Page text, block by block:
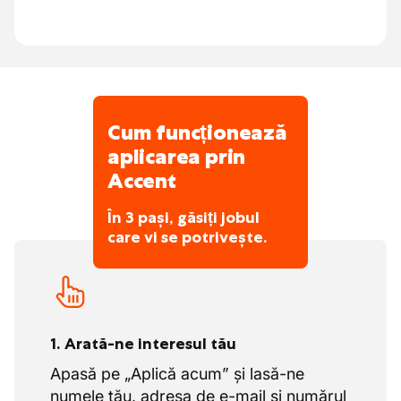
Cum funcționează
aplicarea prin
Accent
În 3 pași, găsiți jobul
care vi se potrivește.
1. Arată-ne interesul tău
Apasă pe „Aplică acum” și lasă-ne
numele tău, adresa de e-mail și numărul